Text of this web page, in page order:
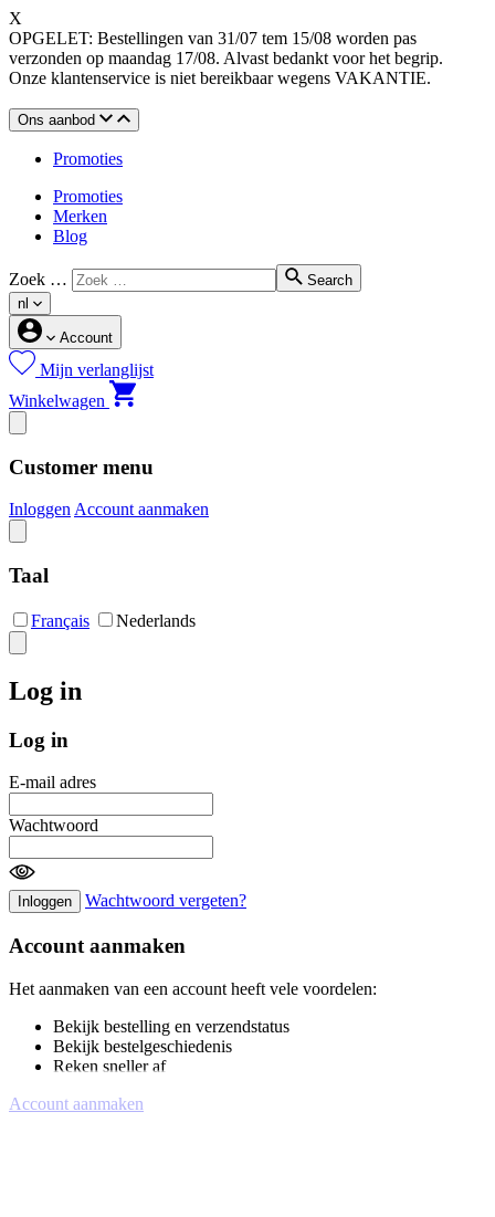
X
OPGELET: Bestellingen van 31/07 tem 15/08 worden pas
verzonden op maandag 17/08. Alvast bedankt voor het begrip.
Onze klantenservice is niet bereikbaar wegens VAKANTIE.
Ons aanbod
Promoties
Promoties
Merken
Blog
Zoek …
Search
nl
Account
Mijn verlanglijst
Winkelwagen
Customer menu
InloggenAccount aanmaken
Taal
Français Nederlands
Log in
Log in
E-mail adres
Wachtwoord
Inloggen Wachtwoord vergeten?
Account aanmaken
Het aanmaken van een account heeft vele voordelen:
Bekijk bestelling en verzendstatus
Bekijk bestelgeschiedenis
Reken sneller af
Account aanmaken